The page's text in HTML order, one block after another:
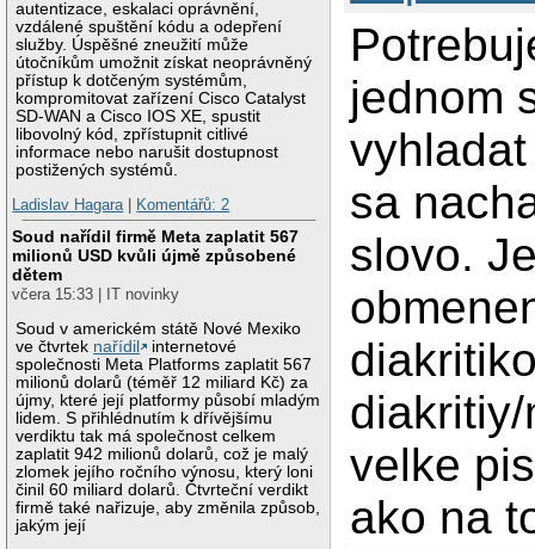
autentizace, eskalaci oprávnění,
vzdálené spuštění kódu a odepření
služby. Úspěšné zneužití může
útočníkům umožnit získat neoprávněný
přístup k dotčeným systémům,
kompromitovat zařízení Cisco Catalyst
SD-WAN a Cisco IOS XE, spustit
libovolný kód, zpřístupnit citlivé
informace nebo narušit dostupnost
postižených systémů.
Ladislav Hagara| Komentářů: 2
Soud nařídil firmě Meta zaplatit 567
milionů USD kvůli újmě způsobené
dětem
včera 15:33 | IT novinky
Soud v americkém státě Nové Mexiko
ve čtvrtek nařídil
internetové
společnosti Meta Platforms zaplatit 567
milionů dolarů (téměř 12 miliard Kč) za
újmy, které její platformy působí mladým
lidem. S přihlédnutím k dřívějšímu
verdiktu tak má společnost celkem
zaplatit 942 milionů dolarů, což je malý
zlomek jejího ročního výnosu, který loni
činil 60 miliard dolarů. Čtvrteční verdikt
firmě také nařizuje, aby změnila způsob,
jakým její
jednom
sa
slovo.
velke
ako na